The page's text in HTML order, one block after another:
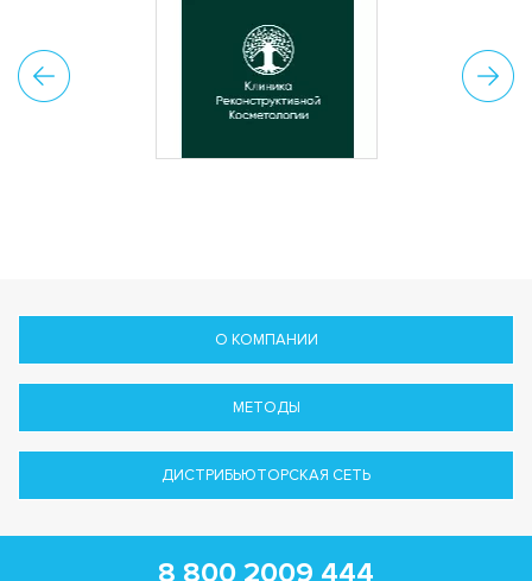
О КОМПАНИИ
МЕТОДЫ
ДИСТРИБЬЮТОРСКАЯ СЕТЬ
8 800 2009 444